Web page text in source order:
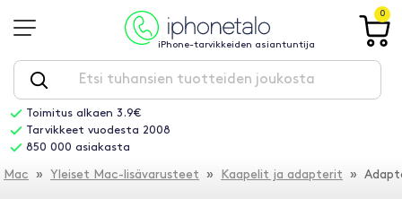
iPhone-tarvikkeiden asiantuntija
0
Toimitus alkaen 3.9€
Tarvikkeet vuodesta 2008
850 000 asiakasta
Mac » Yleiset Mac-lisävarusteet » Kaapelit ja adapterit »